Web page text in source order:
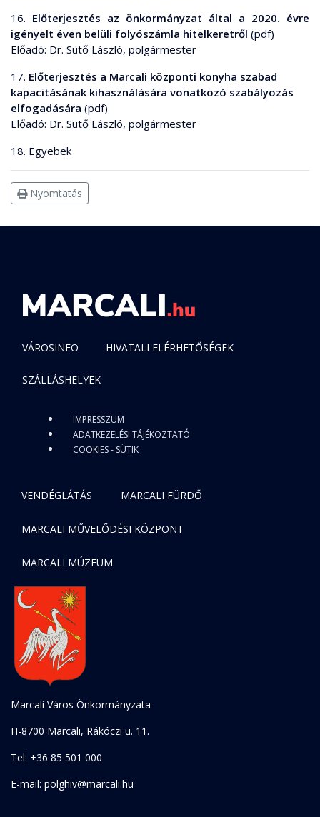
16. Előterjesztés az önkormányzat által a 2020. évre
igényelt éven belüli folyószámla hitelkeretről (pdf)
Előadó: Dr. Sütő László, polgármester
17. Előterjesztés a Marcali központi konyha szabad
kapacitásának kihasználására vonatkozó szabályozás
elfogadására (pdf)
Előadó: Dr. Sütő László, polgármester
18. Egyebek
Nyomtatás
VÁROSINFO HIVATALI ELÉRHETŐSÉGEK
SZÁLLÁSHELYEK
IMPRESSZUM
ADATKEZELÉSI TÁJÉKOZTATÓ
COOKIES - SÜTIK
VENDÉGLÁTÁS MARCALI FÜRDŐ
MARCALI MŰVELŐDÉSI KÖZPONT
MARCALI MÚZEUM
Marcali Város Önkormányzata
H-8700 Marcali, Rákóczi u. 11.
Tel: +36 85 501 000
E-mail: polghiv@marcali.hu